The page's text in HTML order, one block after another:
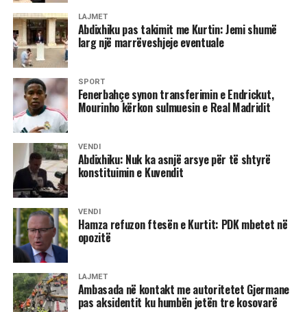
tillë, nëse e doni LDK-në në qeverisje atëherë LDK duhet
të jetë e përfaqësuar”, deklaroi Abdixhiku. /Ekonomia
Online/
LAJMET
Abdixhiku pas takimit me Kurtin: Jemi shumë
larg një marrëveshjeje eventuale
SPORT
Fenerbahçe synon transferimin e Endrickut,
Mourinho kërkon sulmuesin e Real Madridit
VENDI
Abdixhiku: Nuk ka asnjë arsye për të shtyrë
konstituimin e Kuvendit
VENDI
Hamza refuzon ftesën e Kurtit: PDK mbetet në
opozitë
LAJMET
Ambasada në kontakt me autoritetet Gjermane
pas aksidentit ku humbën jetën tre kosovarë